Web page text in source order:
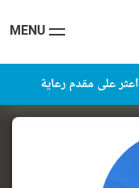
MENU
اعثر على مقدم رعاية